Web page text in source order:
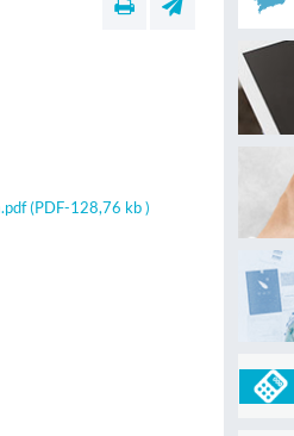
(PDF-128,76 kb )